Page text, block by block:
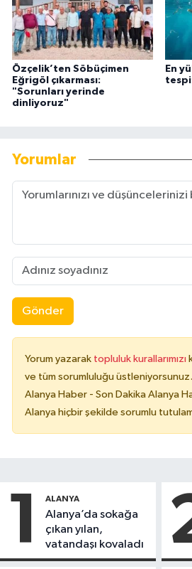
Özçelik’ten Söbüçimen
Eğrigöl çıkarması:
"Sorunları yerinde
dinliyoruz"
En
Yorumlar
Gönder
Yorum yazarak topluluk kurallarımızı
ve tüm sorumluluğu
Alanya Haber - Son Dakika Alanya
Alanya hiçbir şekilde sorumlu
1 ALANYA
Alanya’da sokağa
çıkan yılan,
vatandaşı kovaladı